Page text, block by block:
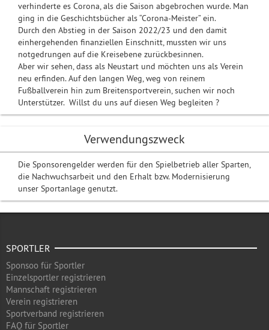
verhinderte es Corona, als die Saison abgebrochen wurde. Man
ging in die Geschichtsbücher als “Corona-Meister” ein.
Durch den Abstieg in der Saison 2022/23 und den damit
einhergehenden finanziellen Einschnitt, mussten wir uns
notgedrungen auf die Kreisebene zurückbesinnen.
Aber wir sehen, dass als Neustart und möchten uns als Verein
neu erfinden. Auf den langen Weg, weg von reinem
Fußballverein hin zum Breitensportverein, suchen wir noch
Unterstützer. Willst du uns auf diesen Weg begleiten ?
Verwendungszweck
Die Sponsorengelder werden für den Spielbetrieb aller Sparten,
die Nachwuchsarbeit und den Erhalt bzw. Modernisierung
unser Sportanlage genutzt.
SPORTLER
Sponsoo für Sportler
Einzelsportler registrieren
Mannschaft registrieren
Verein registrieren
Sportverband registrieren
FAQ für Sportler